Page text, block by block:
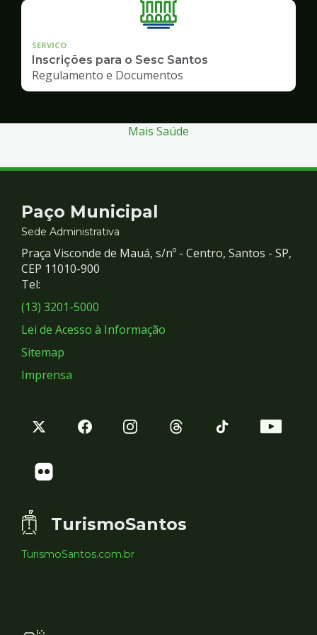
SERVICO
Inscrições para o Sesc Santos
Regulamento e Documentos
Mais Saúde
Contato
e
Redes
Sociais
Paço Municipal
Sede Administrativa
Praça Visconde de Mauá, s/nº - Centro, Santos - SP,
CEP 11010-900
Tel:
(13) 3201-5000
Lei de Acesso à Informação
Sitemap
Imprensa
TurismoSantos
TurismoSantos.com.br